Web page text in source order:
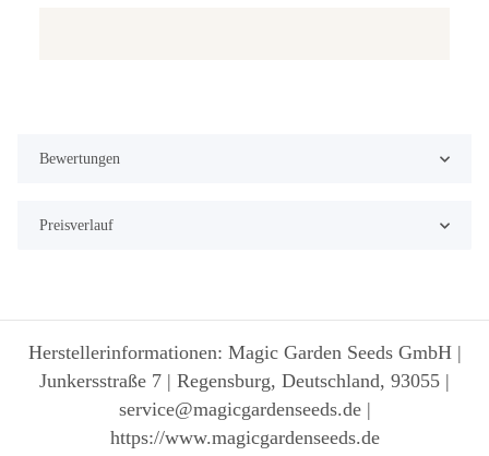
Bewertungen
Preisverlauf
Herstellerinformationen: Magic Garden Seeds GmbH |
Junkersstraße 7 | Regensburg, Deutschland, 93055 |
service@magicgardenseeds.de |
https://www.magicgardenseeds.de